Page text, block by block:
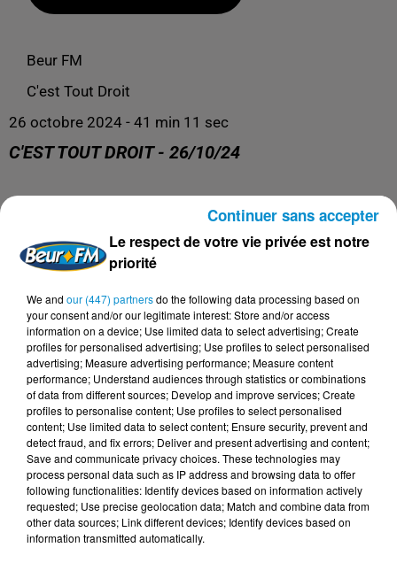
Beur FM
C'est Tout Droit
26 octobre 2024 - 41 min 11 sec
C'EST TOUT DROIT - 26/10/24
Me Mourad Serhane répond à toutes vos questions
DERNIERS PODCASTS
24 juillet 2026
Les Zinformés - 24/07/26
Le respect de votre vie privée est notre
priorité
We and our (447) partnersdo the following data processing based on
your consent and/or our legitimate interest: Store and/or access
information on a device; Use limited data to select advertising; Create
profiles for personalised advertising; Use profiles to select personalised
advertising; Measure advertising performance; Measure content
performance; Understand audiences through statistics or combinations
of data from different sources; Develop and improve services; Create
profiles to personalise content; Use profiles to select personalised
content; Use limited data to select content; Ensure security, prevent and
detect fraud, and fix errors; Deliver and present advertising and content;
Save and communicate privacy choices. These technologies may
process personal data such as IP address and browsing data to offer
following functionalities: Identify devices based on information actively
requested; Use precise geolocation data; Match and combine data from
other data sources; Link different devices; Identify devices based on
information transmitted automatically.
Continuer sans accepter